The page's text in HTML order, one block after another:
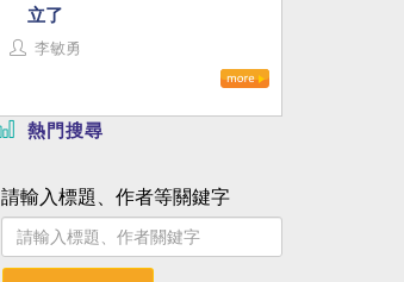
立了
李敏勇
熱門搜尋
請輸入標題、作者等關鍵字